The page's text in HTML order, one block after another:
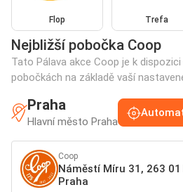
Flop Trefa
Nejbližší pobočka Coop
Tato Pálava akce Coop je k
pobočkách na základě vaší
Praha
Hlavní město Praha
Coop
Náměstí Míru 31, 263
Praha